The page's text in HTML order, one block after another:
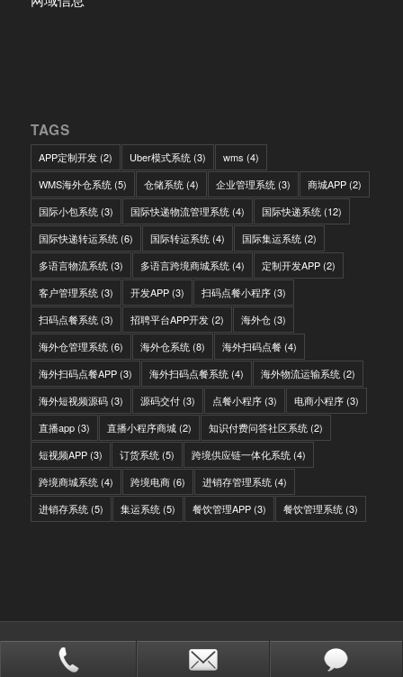
TAGS
APP定制开发(2) Uber模式系统(3) wms (4)
WMS海外仓系统(5) 仓储系统(4) 企业管理系统(3) 商城APP(2)
国际小包系统(3) 国际快递物流管理系统(4) 国际快递系统(12)
国际快递转运系统(6) 国际转运系统(4) 国际集运系统(2)
多语言物流系统(3) 多语言跨境商城系统(4) 定制开发APP(2)
客户管理系统(3) 开发APP(3) 扫码点餐小程序(3)
扫码点餐系统(3) 招聘平台APP开发(2) 海外仓(3)
海外仓管理系统(6) 海外仓系统(8) 海外扫码点餐(4)
海外扫码点餐APP(3) 海外扫码点餐系统(4) 海外物流运输系统(2)
海外短视频源码(3) 源码交付(3) 点餐小程序(3) 电商小程序(3)
直播app(3) 直播小程序商城(2) 知识付费问答社区系统(2)
短视频APP(3) 订货系统(5) 跨境供应链一体化系统(4)
跨境商城系统(4) 跨境电商(6) 进销存管理系统(4)
进销存系统(5) 集运系统(5) 餐饮管理APP(3) 餐饮管理系统(3)
© Copyright - IITC网域信息-软件开发，国际快递转运系统，WMS海外仓系
统，会员系统，分销系统